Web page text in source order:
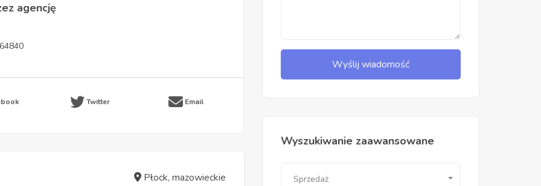
agencję
Twitter Email
Płock, mazowieckie
Wyślij wiadomość
Wyszukiwanie zaawansowane
Sprzedaż